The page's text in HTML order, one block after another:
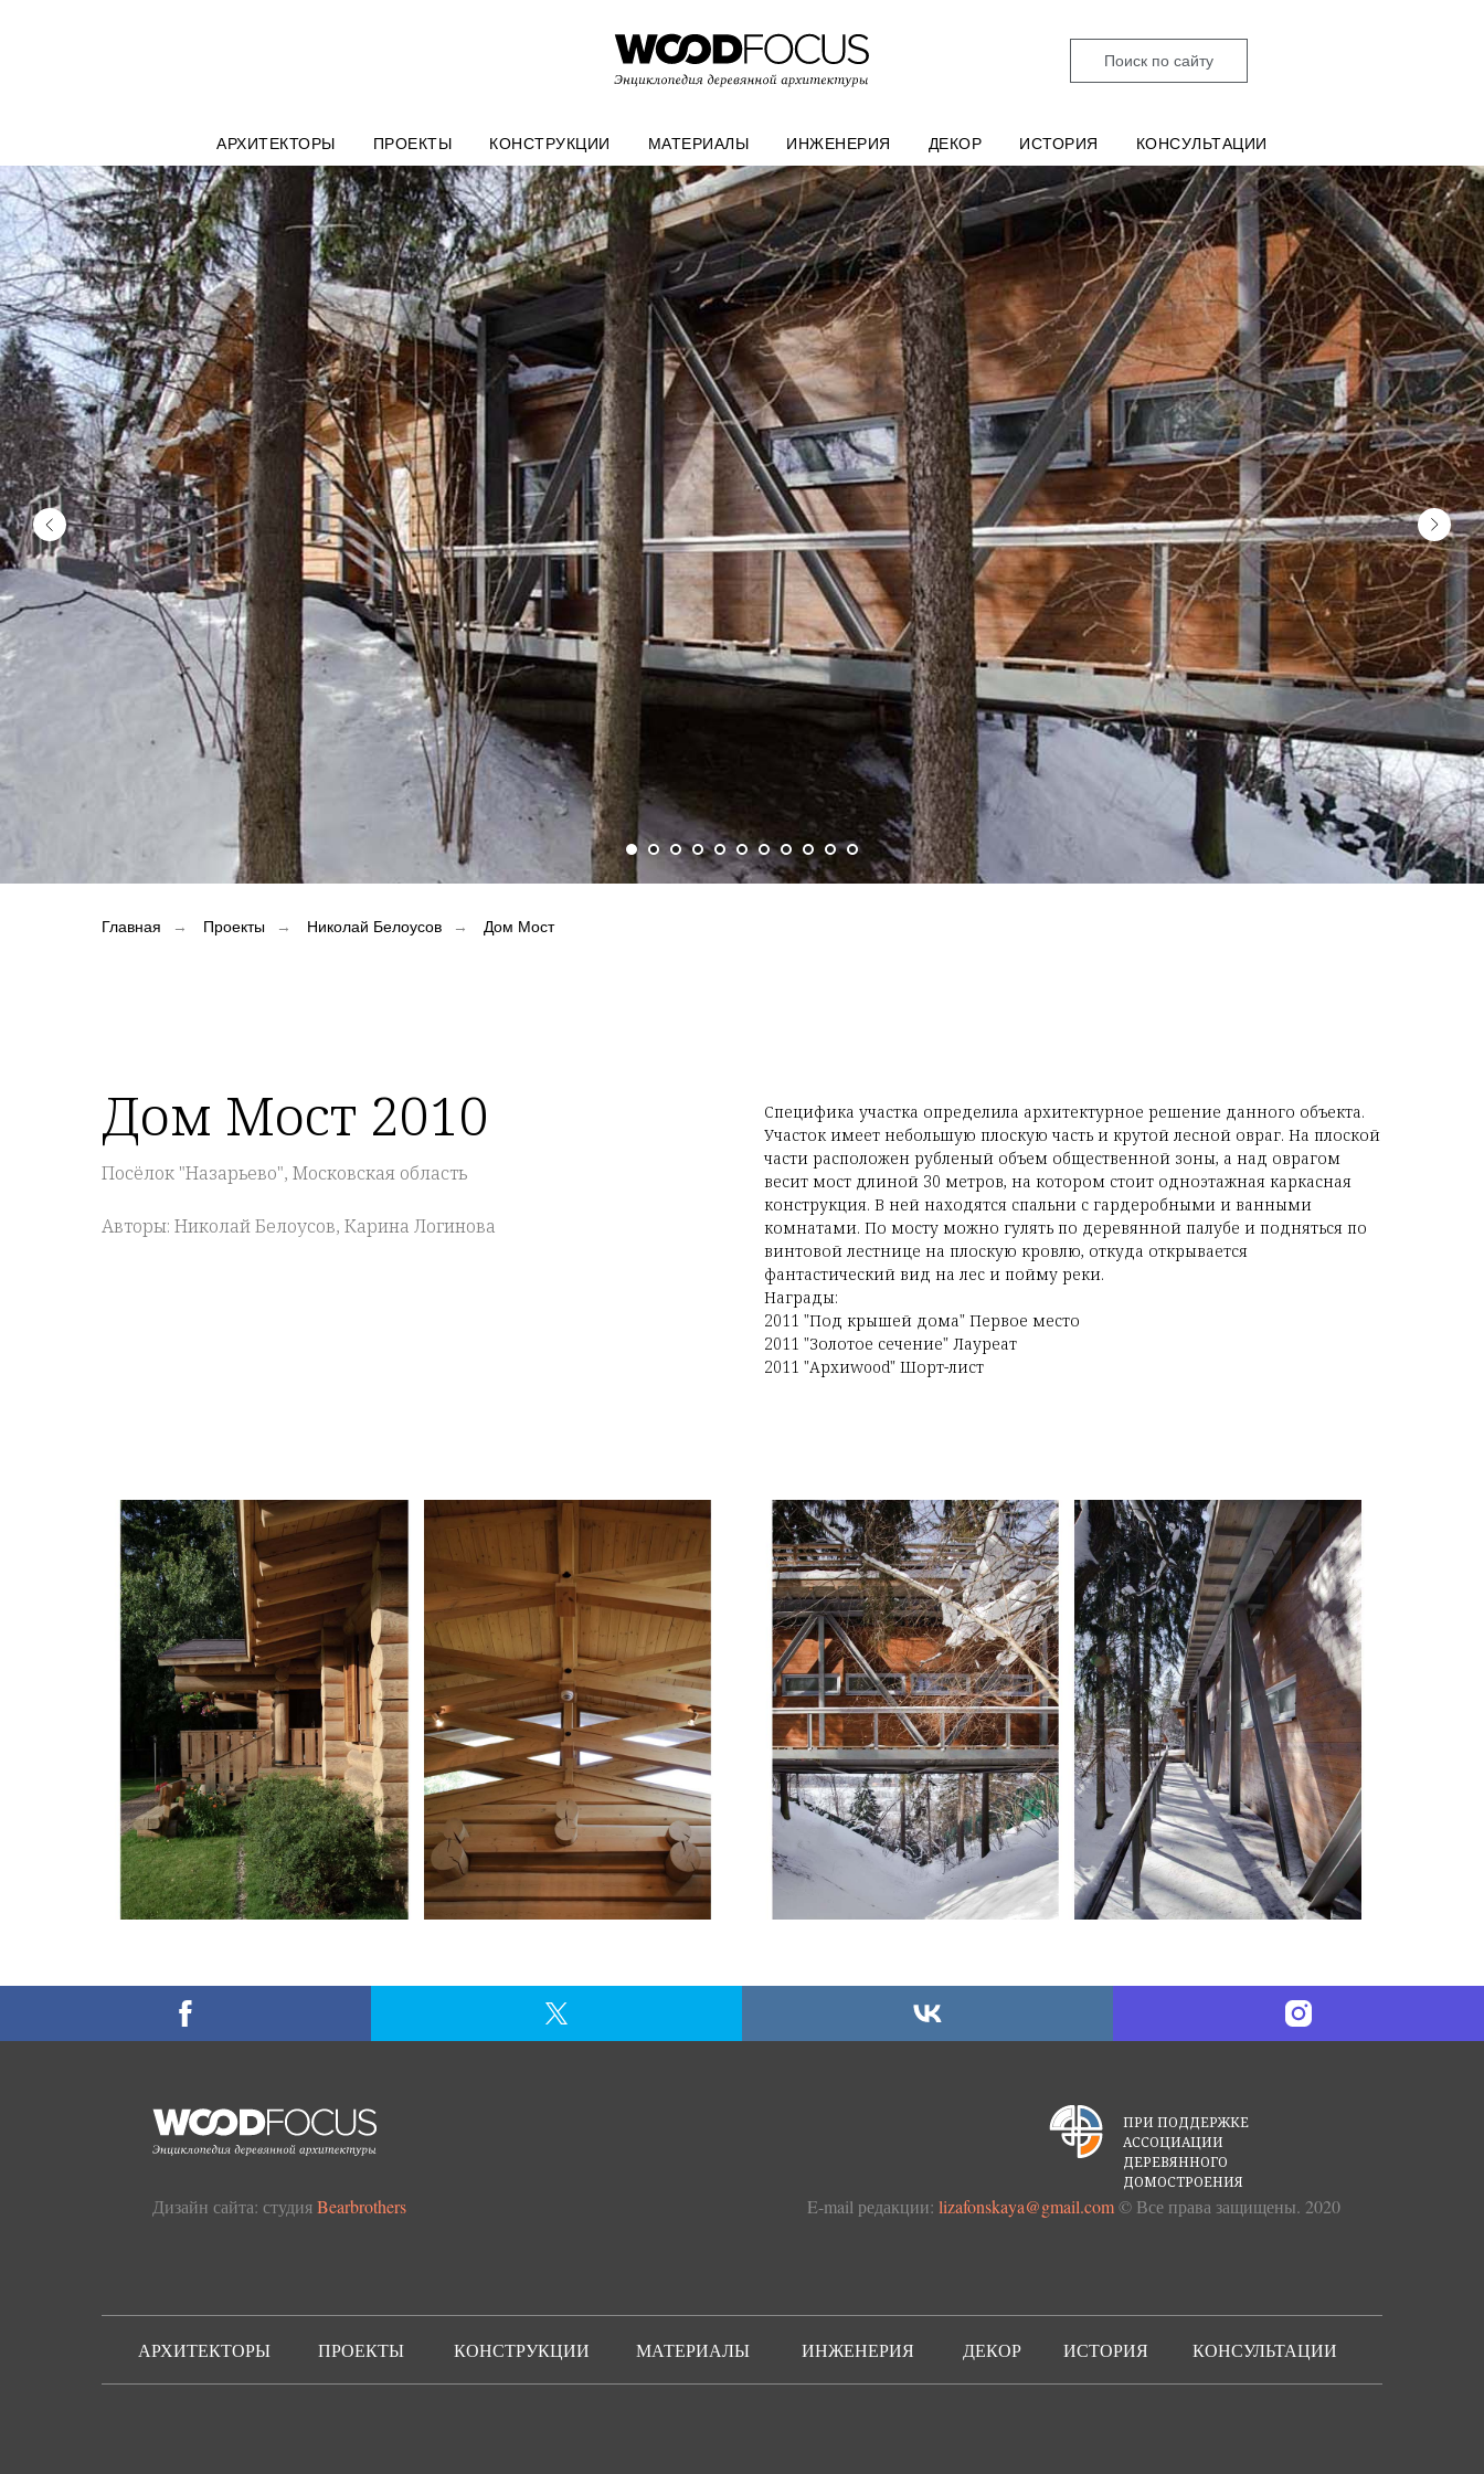
Поиск по сайту
АРХИТЕКТОРЫ ПРОЕКТЫ КОНСТРУКЦИИ МАТЕРИАЛЫ ИНЖЕНЕРИЯ ДЕКОР ИСТОРИЯ КОНСУЛЬТАЦИИ
Главная → Проекты → Николай Белоусов → Дом Мост
Дом Мост 2010
Посёлок "Назарьево", Московская область
Авторы: Николай Белоусов, Карина Логинова
Специфика участка определила архитектурное решение данного объекта.
Участок имеет небольшую плоскую часть и крутой лесной овраг. На плоской
части расположен рубленый объем общественной зоны, а над оврагом
весит мост длиной 30 метров, на котором стоит одноэтажная каркасная
конструкция. В ней находятся спальни с гардеробными и ванными
комнатами. По мосту можно гулять по деревянной палубе и подняться по
винтовой лестнице на плоскую кровлю, откуда открывается
фантастический вид на лес и пойму реки.
Награды:
2011 "Под крышей дома" Первое место
2011 "Золотое сечение" Лауреат
2011 "Архиwood" Шорт-лист
E-mail редакции: lizafonskaya@gmail.com© Все права защищены. 2020
ПРИ ПОДДЕРЖКЕ
АССОЦИАЦИИ
ДЕРЕВЯННОГО
ДОМОСТРОЕНИЯ
Дизайн сайта: студияBearbrothers
АРХИТЕКТОРЫ ПРОЕКТЫ КОНСТРУКЦИИ ИСТОРИЯ
МАТЕРИАЛЫ ИНЖЕНЕРИЯ ДЕКОР КОНСУЛЬТАЦИИ